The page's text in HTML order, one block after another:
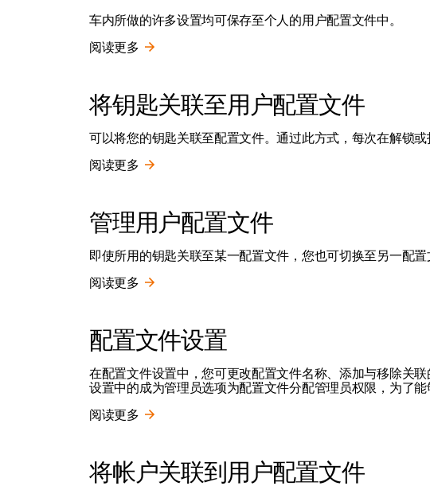
车内所做的许多设置均可保存至个人的用户配置文件中。
阅读更多
将钥匙关联至用户配置文件
可以将您的钥匙关联至配置文件。通过此方式，每次在解锁
阅读更多
管理用户配置文件
即使所用的钥匙关联至某一配置文件，您也可切换至另一配置
阅读更多
配置文件设置
在配置文件设置中，您可更改配置文件名称、添加与移除关
设置中的成为管理员选项为配置文件分配管理员权限，为了
阅读更多
将帐户关联到用户配置文件